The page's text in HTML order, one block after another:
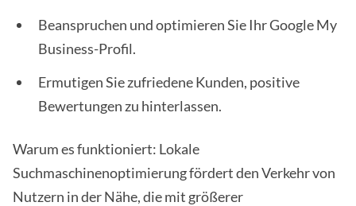
Beanspruchen und optimieren Sie Ihr Google My
Business-Profil.
Ermutigen Sie zufriedene Kunden, positive
Bewertungen zu hinterlassen.
Warum es funktioniert: Lokale
Suchmaschinenoptimierung fördert den Verkehr von
Nutzern in der Nähe, die mit größerer